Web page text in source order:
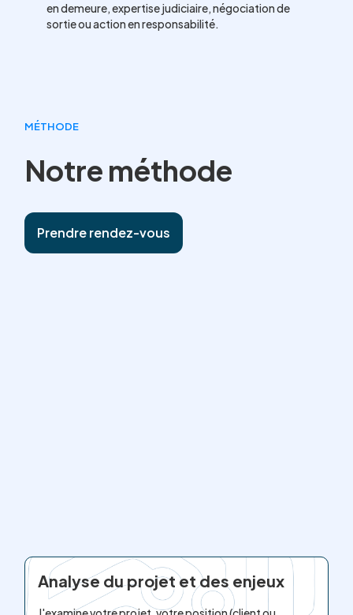
en demeure, expertise judiciaire, négociation de
sortie ou action en responsabilité.
MÉTHODE
Notre méthode
Prendre rendez-vous
Analyse du projet et des enjeux